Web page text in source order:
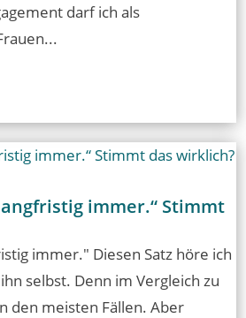
darf ich als
immer.“ Stimmt
immer." Diesen Satz höre ich
selbst. Denn im Vergleich zu
den meisten Fällen. Aber